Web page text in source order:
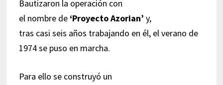
Bautizaron la operación con
el nombre de ‘Proyecto Azorian’ y,
tras casi seis años trabajando en él, el verano de
1974 se puso en marcha.
Para ello se construyó un